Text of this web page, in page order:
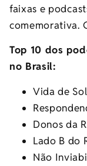
faixas e
comemorativa.
Top 10 dos
no Brasil:
Vida de
Donos da
Lado B do
Não